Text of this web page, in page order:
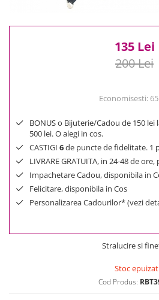
200 Lei - 300 Lei
300 Lei - 500 Lei
500 Lei - 1000 Lei
1000 Lei +
135 Lei
200 Lei
Economisesti: 65
BONUS o Bijuterie/Cadou de 150
500 lei. O alegi in cos.
CASTIGI 6de puncte de fidelitate. 1
LIVRARE GRATUITA, in 24-48 de
Impachetare Cadou, disponibila in
Felicitare, disponibila in Cos
Personalizarea Cadourilor* (vezi
Stralucire si
Stoc epuizat
Cod Produs: